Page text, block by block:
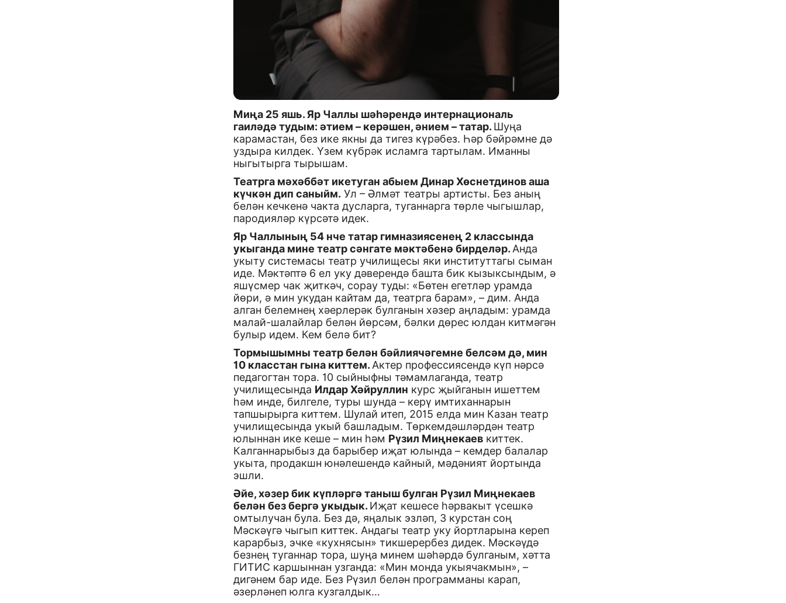
Миңа 25 яшь. Яр Чаллы шәһәрендә интернациональ
гаиләдә тудым: әтием – керәшен, әнием – татар. Шуңа
карамастан, без ике якны да тигез күрәбез. Һәр бәйрәмне дә
уздыра килдек. Үзем күбрәк исламга тартылам. Иманны
ныгытырга тырышам.
Театрга мәхәббәт икетуган абыем Динар Хөснетдинов аша
күчкән дип саныйм. Ул – Әлмәт театры артисты. Без аның
белән кечкенә чакта дусларга, туганнарга төрле чыгышлар,
пародияләр күрсәтә идек.
Яр Чаллының 54 нче татар гимназиясенең 2 классында
укыганда мине театр сәнгате мәктәбенә бирделәр.Анда
укыту системасы театр училищесы яки институттагы сыман
иде. Мәктәптә 6 ел уку дәверендә башта бик кызыксындым, ә
яшүсмер чак җиткәч, сорау туды: «Бөтен егетләр урамда
йөри, ә мин укудан кайтам да, театрга барам», – дим. Анда
алган белемнең хәерлерәк булганын хәзер аңладым: урамда
малай-шалайлар белән йөрсәм, бәлки дөрес юлдан китмәгән
булыр идем. Кем белә бит?
Тормышымны театр белән бәйлиячәгемне белсәм дә, мин
10 класстан гына киттем.Актер профессиясендә күп нәрсә
педагогтан тора. 10 сыйныфны тәмамлаганда, театр
училищесында Илдар Хәйруллин курс җыйганын ишеттем
һәм инде, билгеле, туры шунда – керү имтиханнарын
тапшырырга киттем. Шулай итеп, 2015 елда мин Казан театр
училищесында укый башладым. Төркемдәшләрдән театр
юлыннан ике кеше – мин һәм Рүзил Миңнекаев киттек.
Калганнарыбыз да барыбер иҗат юлында – кемдер балалар
укыта, продакшн юнәлешендә кайный, мәдәният йортында
эшли.
Әйе, хәзер бик күпләргә таныш булган Рүзил Миңнекаев
белән без бергә укыдык. Иҗат кешесе һәрвакыт үсешкә
омтылучан була. Без дә, яңалык эзләп, 3 курстан соң
Мәскәүгә чыгып киттек. Андагы театр уку йортларына кереп
карарбыз, эчке «кухнясын» тикшерербез дидек. Мәскәүдә
безнең туганнар тора, шуңа минем шәһәрдә булганым, хәтта
ГИТИС каршыннан узганда: «Мин монда укыячакмын», –
дигәнем бар иде. Без Рүзил белән программаны карап,
әзерләнеп юлга кузгалдык…